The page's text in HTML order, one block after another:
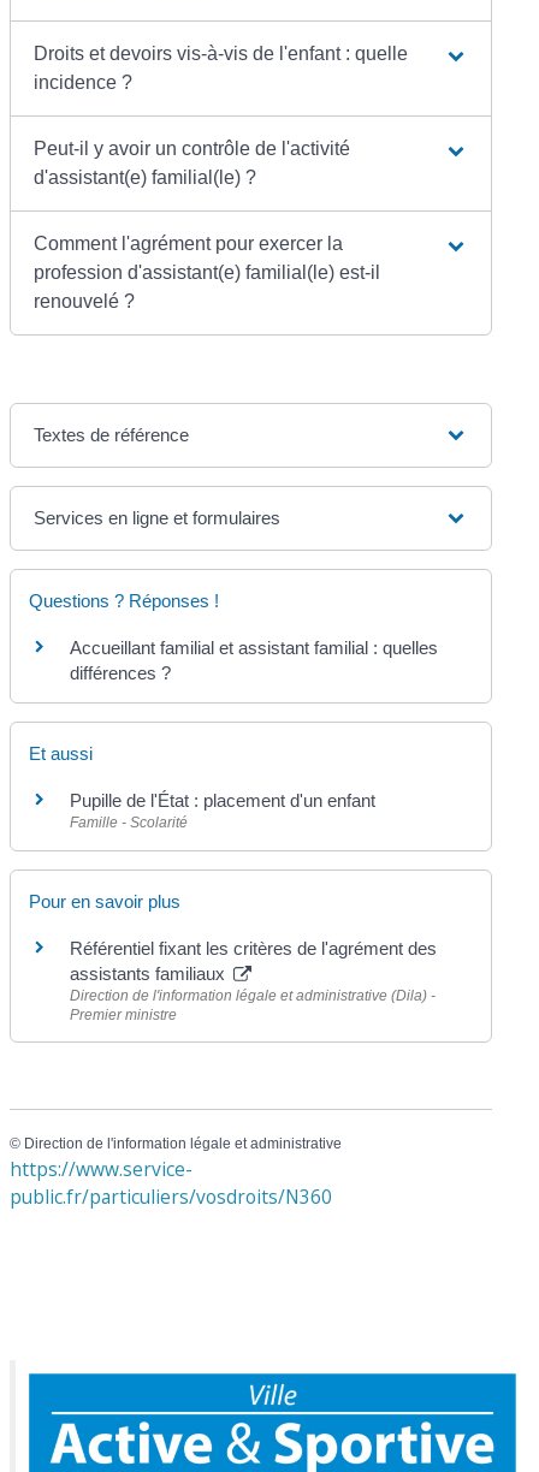
Droits et devoirs vis-à-vis de l'enfant : quelle
incidence ?
Peut-il y avoir un contrôle de l'activité
d'assistant(e) familial(le) ?
Comment l'agrément pour exercer la
profession d'assistant(e) familial(le) est-il
renouvelé ?
Textes de référence
Services en ligne et formulaires
Questions ? Réponses !
Accueillant familial et assistant familial : quelles
différences ?
Et aussi
Pupille de l'État : placement d'un enfant
Famille - Scolarité
Pour en savoir plus
Référentiel fixant les critères de l'agrément des
assistants familiaux
Direction de l'information légale et administrative (Dila) -
Premier ministre
© Direction de l'information légale et administrative
https://www.service-
public.fr/particuliers/vosdroits/N360